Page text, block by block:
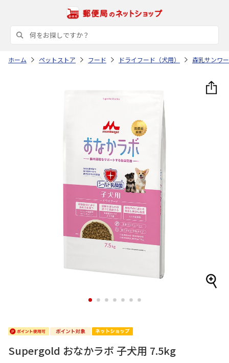
ホーム ペットストア フード ドライフード（犬用） 森乳サンワ
1 2 3 4 5 6 7
Supergold おなかラボ 子犬用 7.5kg